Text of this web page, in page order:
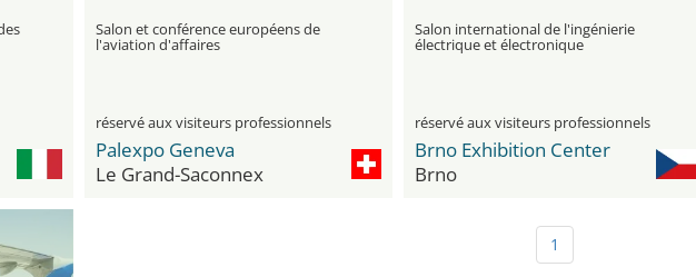
Salon et conférence européens de
l'aviation d'affaires
réservé aux visiteurs professionnels
Palexpo Geneva
Le Grand-Saconnex
Salon international de l'ingénierie
électrique et électronique
réservé aux visiteurs professionnels
Brno Exhibition Center
Brno
1